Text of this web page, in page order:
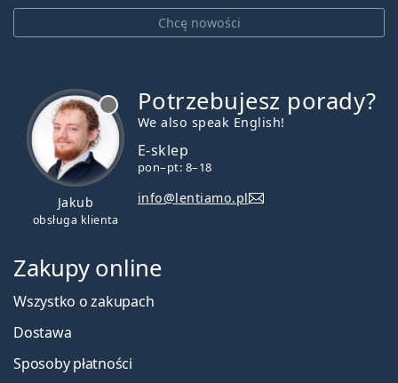
Chcę nowości
Jakub
obsługa klienta
Potrzebujesz porady?
We also speak English!
E-sklep
pon–pt: 8–18
info@lentiamo.pl
Zakupy online
Wszystko o zakupach
Dostawa
Sposoby płatności